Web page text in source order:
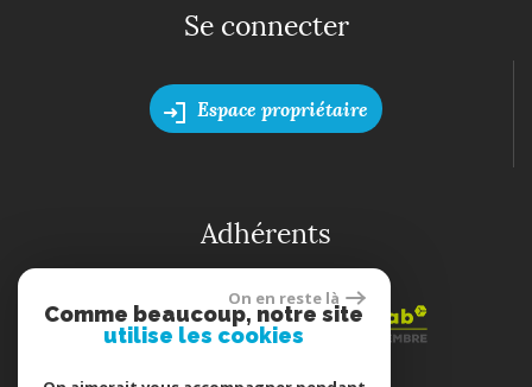
Se connecter
Espace propriétaire
Adhérents
On en reste là
Comme beaucoup, notre site
utilise les cookies